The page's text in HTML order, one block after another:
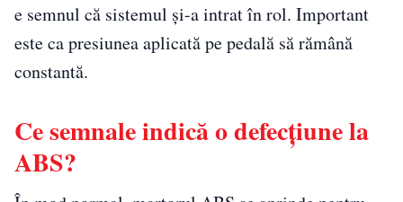
e semnul că sistemul și-a intrat în rol. Important
este ca presiunea aplicată pe pedală să rămână
constantă.
Ce semnale indică o defecțiune la
ABS?